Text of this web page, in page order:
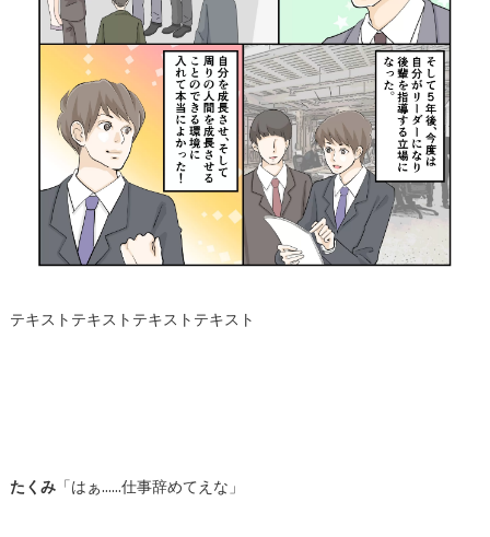
テキストテキストテキストテキスト
たくみ「はぁ……仕事辞めてえな」